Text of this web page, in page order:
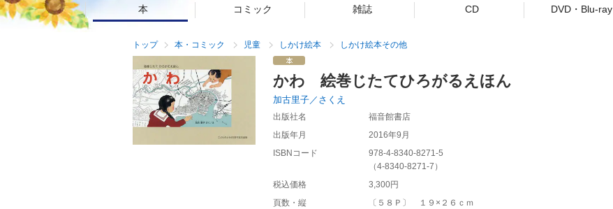
本 コミック 雑誌 CD DVD・Blu-ray
トップ 本・コミック 児童 しかけ絵本 しかけ絵本その他
かわ 絵巻じたてひろがるえほん
加古里子／さくえ
出版社名
福音館書店
出版年月
2016年9月
ISBNコード
978-4-8340-8271-5
（4-8340-8271-7 ）
税込価格
3,300円
頁数・縦
〔５８Ｐ〕 １９×２６ｃｍ